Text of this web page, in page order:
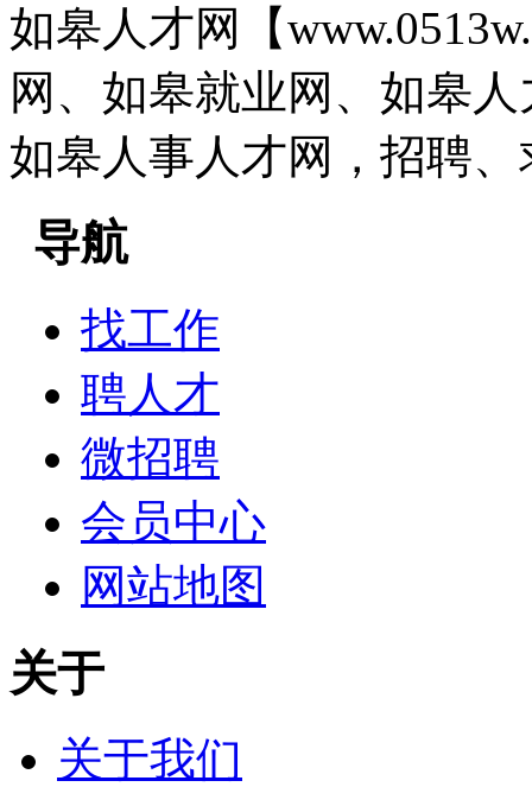
如皋人才网【
网、如皋就业网、如皋
如皋人事人才网，招聘
导航
找工作
聘人才
微招聘
会员中心
网站地图
关于
关于我们